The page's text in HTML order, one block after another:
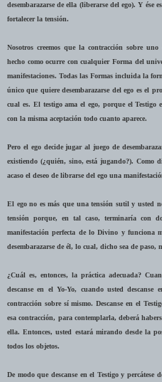
desembarazarse de ella (liberarse del ego). Y ése
fortalecer la tensión.
Nosotros creemos que la contracción sobre
hecho como ocurre con cualquier Forma del
manifestaciones. Todas las Formas incluida la
único que quiere desembarazarse del ego es el
cual es. El testigo ama el ego, porque el Testigo
con la misma aceptación todo cuanto aparece.
Pero el ego decide jugar al juego de
existiendo (¿quién, sino, está jugando?). Como
acaso el deseo de librarse del ego una
El ego no es más que una tensión sutil y usted
tensión porque, en tal caso, terminaría con
manifestación perfecta de lo Divino y funciona
desembarazarse de él, lo cual, dicho sea de paso,
¿Cuál es, entonces, la práctica adecuada?
descanse en el Yo-Yo, cuando usted
contracción sobre sí mismo. Descanse en el
esa contracción, para contemplarla, deberá
ella. Entonces, usted estará mirando desde la
todos los objetos.
De modo que descanse en el Testigo y percátese